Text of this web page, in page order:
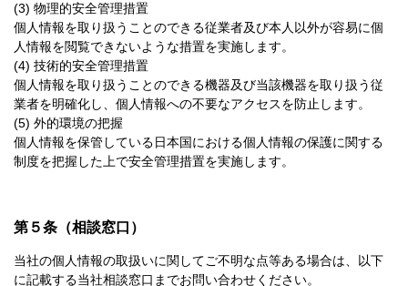
(3) 物理的安全管理措置
個人情報を取り扱うことのできる従業者及び本人以外が容易に個
人情報を閲覧できないような措置を実施します。
(4) 技術的安全管理措置
個人情報を取り扱うことのできる機器及び当該機器を取り扱う従
業者を明確化し、個人情報への不要なアクセスを防止します。
(5) 外的環境の把握
個人情報を保管している日本国における個人情報の保護に関する
制度を把握した上で安全管理措置を実施します。
第５条（相談窓口）
当社の個人情報の取扱いに関してご不明な点等ある場合は、以下
に記載する当社相談窓口までお問い合わせください。